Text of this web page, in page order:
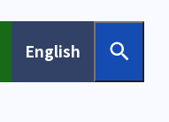
English